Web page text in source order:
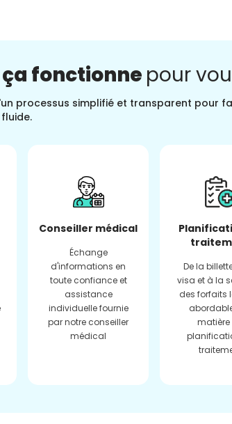
fonctionne pour
processus simplifié et transparent pour
Conseiller médical
Échange
d'informations en
toute confiance et
assistance
individuelle fournie
par notre conseiller
médical
De la
visa et à la
des forfaits
matière